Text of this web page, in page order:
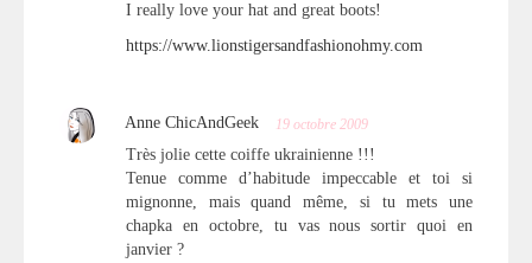
I really love your hat and great boots!
https://www.lionstigersandfashionohmy.com
Anne ChicAndGeek 19 octobre 2009
Très jolie cette coiffe ukrainienne !!!
Tenue comme d’habitude impeccable et toi si
mignonne, mais quand même, si tu mets une
chapka en octobre, tu vas nous sortir quoi en
janvier ?